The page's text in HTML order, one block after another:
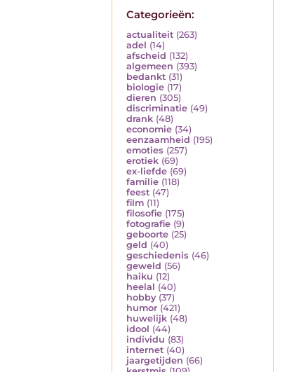
Categorieën:
actualiteit (263)
adel (14)
afscheid (132)
algemeen (393)
bedankt (31)
biologie (17)
dieren (305)
discriminatie (49)
drank (48)
economie (34)
eenzaamheid (195)
emoties (257)
erotiek (69)
ex-liefde (69)
familie (118)
feest (47)
film (11)
filosofie (175)
fotografie (9)
geboorte (25)
geld (40)
geschiedenis (46)
geweld (56)
haiku (12)
heelal (40)
hobby (37)
humor (421)
huwelijk (48)
idool (44)
individu (83)
internet (40)
jaargetijden (66)